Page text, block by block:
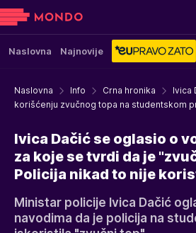
Naslovna Najnovije
Naslovna Info Crna hronika
Ivica
korišćenju zvučnog topa na studentskom
Ivica Dačić se oglasio o
za koje se tvrdi da je
Policija nikad to nije
Ministar policije Ivica Dačić
navodima da je policija na